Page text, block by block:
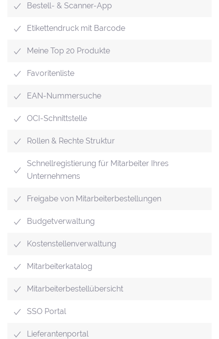
Bestell- & Scanner-App
Etikettendruck mit Barcode
Meine Top 20 Produkte
Favoritenliste
EAN-Nummersuche
OCI-Schnittstelle
Rollen & Rechte Struktur
Schnellregistierung für Mitarbeiter Ihres
Unternehmens
Freigabe von Mitarbeiterbestellungen
Budgetverwaltung
Kostenstellenverwaltung
Mitarbeiterkatalog
Mitarbeiterbestellübersicht
SSO Portal
Lieferantenportal